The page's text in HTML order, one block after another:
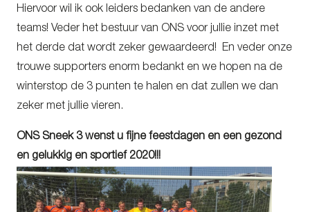
Hiervoor wil ik ook leiders bedanken van de andere
teams! Veder het bestuur van ONS voor jullie inzet met
het derde dat wordt zeker gewaardeerd! En veder onze
trouwe supporters enorm bedankt en we hopen na de
winterstop de 3 punten te halen en dat zullen we dan
zeker met jullie vieren.
ONS Sneek 3 wenst u fijne feestdagen en een gezond
en gelukkig en sportief 2020!!!